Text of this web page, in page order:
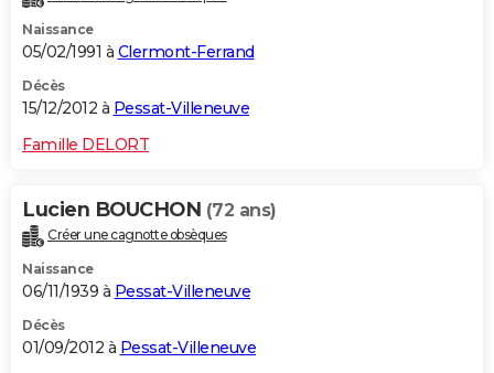
Naissance
05/02/1991 à Clermont-Ferrand
Décès
15/12/2012 à Pessat-Villeneuve
Famille DELORT
Lucien BOUCHON (72 ans)
Créer une cagnotte obsèques
Naissance
06/11/1939 à Pessat-Villeneuve
Décès
01/09/2012 à Pessat-Villeneuve